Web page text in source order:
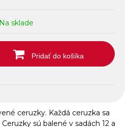
Na sklade
Pridať do košíka
ceruzky. Každá ceruzka sa
sú balené v sadách 12 a